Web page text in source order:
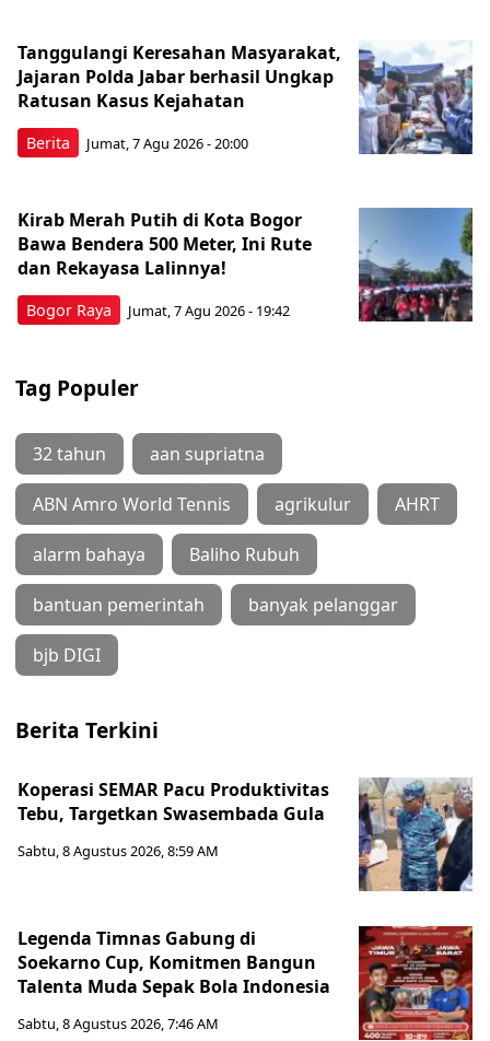
Berita
Tanggulangi Keresahan Masyarakat,
Jajaran Polda Jabar berhasil Ungkap
Ratusan Kasus Kejahatan
Jumat, 7 Agu 2026 - 20:00
Bogor Raya
Kirab Merah Putih di Kota Bogor
Bawa Bendera 500 Meter, Ini Rute
dan Rekayasa Lalinnya!
Jumat, 7 Agu 2026 - 19:42
Tag Populer
32 tahun aan supriatna
ABN Amro World Tennis agrikulur AHRT
alarm bahaya Baliho Rubuh
bantuan pemerintah banyak pelanggar
bjb DIGI
Berita Terkini
Koperasi SEMAR Pacu Produktivitas
Tebu, Targetkan Swasembada Gula
Sabtu, 8 Agustus 2026, 8:59 AM
Legenda Timnas Gabung di
Soekarno Cup, Komitmen Bangun
Talenta Muda Sepak Bola Indonesia
Sabtu, 8 Agustus 2026, 7:46 AM